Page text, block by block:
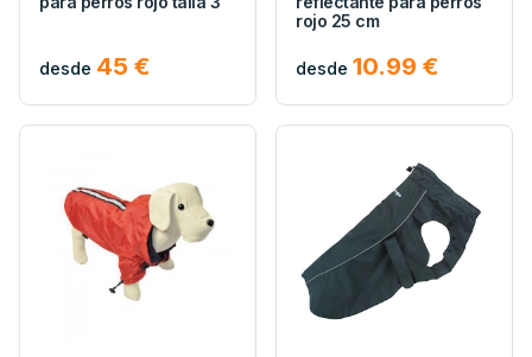
desde 45 €
rojo 25 cm
desde 10.99 €